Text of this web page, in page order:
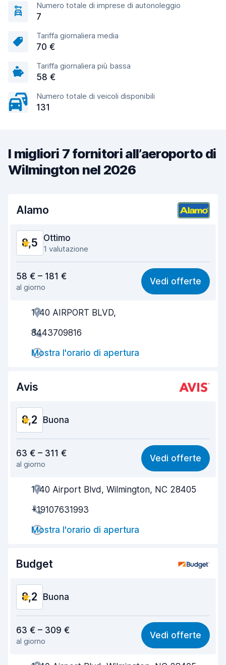
Numero totale di imprese di autonoleggio
7
Tariffa giornaliera media
70 €
Tariffa giornaliera più bassa
58 €
Numero totale di veicoli disponibili
131
I migliori 7 fornitori all’aeroporto di
Wilmington nel 2026
Alamo
8,5 Ottimo
1 valutazione
8,5
Facile da trovare 8,2
Gentilezza degli agenti
Rapidità del ritiro
Rapidità della riconsegna
58 € – 181 €
al giorno
Vedi offerte
1740 AIRPORT BLVD,
8443709816
Mostra l'orario di apertura
Avis
8,2 Buona
8,2
Facile da trovare 8,2
Gentilezza degli agenti
Rapidità del ritiro
Rapidità della riconsegna
63 € – 311 €
al giorno
Vedi offerte
1740 Airport Blvd, Wilmington, NC 28405
+19107631993
Mostra l'orario di apertura
Budget
8,2 Buona
8,1
Facile da trovare 8,2
63 € – 309 €
al giorno
Vedi offerte